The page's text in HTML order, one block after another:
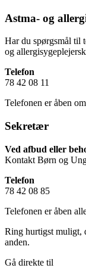
Astma- og
Har du spørgsmål til
og
Telefon
78 42 08 11
Telefonen er åben
Sekretær
Ved afbud eller
Kontakt Børn og
Telefon
78 42 08 85
Telefonen er åben
Ring hurtigst muligt,
anden.
Gå direkte til